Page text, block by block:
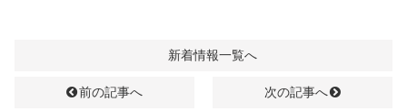
新着情報一覧へ
前の記事へ 次の記事へ